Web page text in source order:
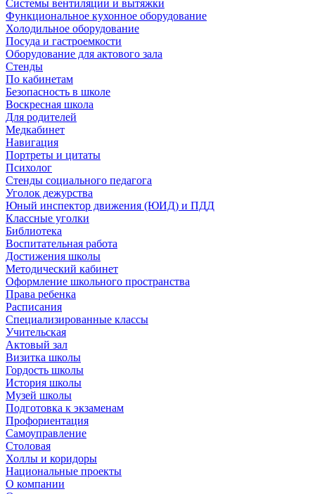
Системы вентиляции и вытяжки
Функциональное кухонное оборудование
Холодильное оборудование
Посуда и гастроемкости
Оборудование для актового зала
Стенды
По кабинетам
Безопасность в школе
Воскресная школа
Для родителей
Медкабинет
Навигация
Портреты и цитаты
Психолог
Стенды социального педагога
Уголок дежурства
Юный инспектор движения (ЮИД) и ПДД
Классные уголки
Библиотека
Воспитательная работа
Достижения школы
Методический кабинет
Оформление школьного пространства
Права ребенка
Расписания
Специализированные классы
Учительская
Актовый зал
Визитка школы
Гордость школы
История школы
Музей школы
Подготовка к экзаменам
Профориентация
Самоуправление
Столовая
Холлы и коридоры
Национальные проекты
О компании